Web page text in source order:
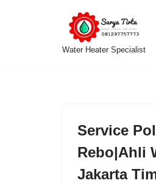
Water Heater Specialist
Service
Rebo|Ahli
Jakarta